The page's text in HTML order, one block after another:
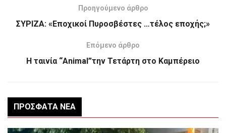
Προηγούμενο άρθρο
ΣΥΡΙΖΑ: «Εποχικοί Πυροσβέστες …τέλος εποχής;»
Επόμενο άρθρο
Η ταινία “Animal”την Τετάρτη στο Καμπέρειο
ΠΡΌΣΦΑΤΑ ΝΈΑ